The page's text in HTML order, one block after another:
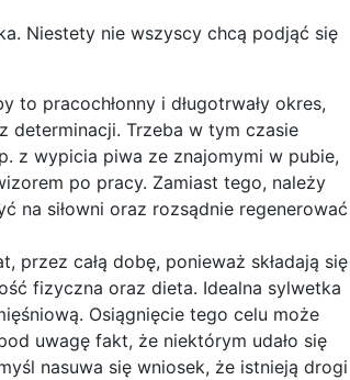
Niestety nie wszyscy chcą podjąć się
pracochłonny i długotrwały okres,
determinacji. Trzeba w tym czasie
z wypicia piwa ze znajomymi w pubie,
po pracy. Zamiast tego, należy
na siłowni oraz rozsądnie regenerować
przez całą dobę, ponieważ składają się
fizyczna oraz dieta. Idealna sylwetka
Osiągnięcie tego celu może
uwagę fakt, że niektórym udało się
nasuwa się wniosek, że istnieją drogi